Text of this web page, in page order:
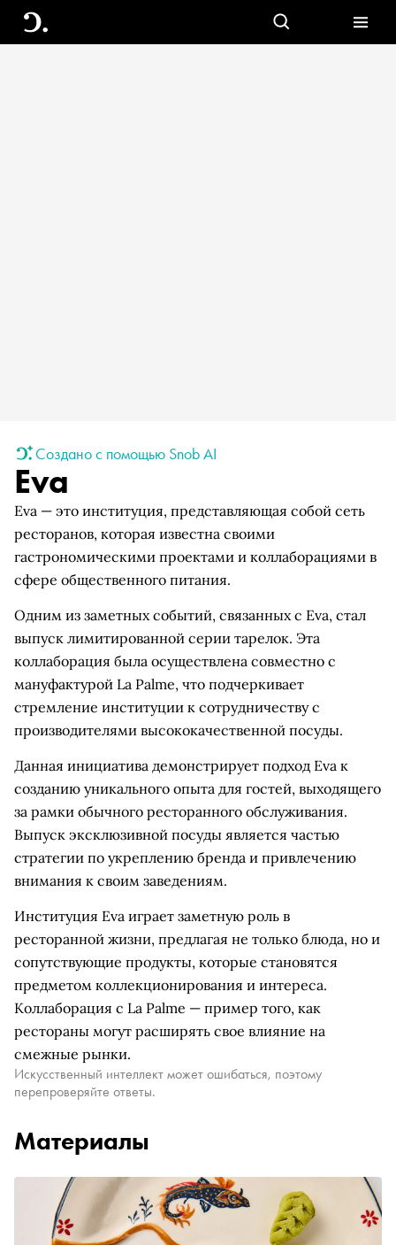
Создано с помощью Snob AI
Eva
Eva — это институция, представляющая собой сеть
ресторанов, которая известна своими
гастрономическими проектами и коллаборациями в
сфере общественного питания.
Одним из заметных событий, связанных с Eva, стал
выпуск лимитированной серии тарелок. Эта
коллаборация была осуществлена совместно с
мануфактурой La Palme, что подчеркивает
стремление институции к сотрудничеству с
производителями высококачественной посуды.
Данная инициатива демонстрирует подход Eva к
созданию уникального опыта для гостей, выходящего
за рамки обычного ресторанного обслуживания.
Выпуск эксклюзивной посуды является частью
стратегии по укреплению бренда и привлечению
внимания к своим заведениям.
Институция Eva играет заметную роль в
ресторанной жизни, предлагая не только блюда, но и
сопутствующие продукты, которые становятся
предметом коллекционирования и интереса.
Коллаборация с La Palme — пример того, как
рестораны могут расширять свое влияние на
смежные рынки.
Искусственный интеллект может ошибаться, поэтому
перепроверяйте ответы.
Материалы